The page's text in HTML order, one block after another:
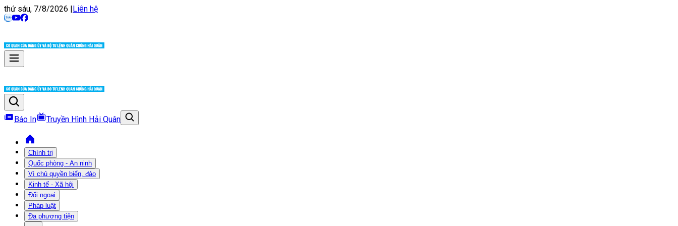
thứ sáu, 7/8/2026 |Liên hệ
Báo In Truyền Hình Hải Quân
Chính trị
Quốc phòng - An ninh
Vì chủ quyền biển, đảo
Kinh tế - Xã hội
Đối ngoại
Pháp luật
Đa phương tiện